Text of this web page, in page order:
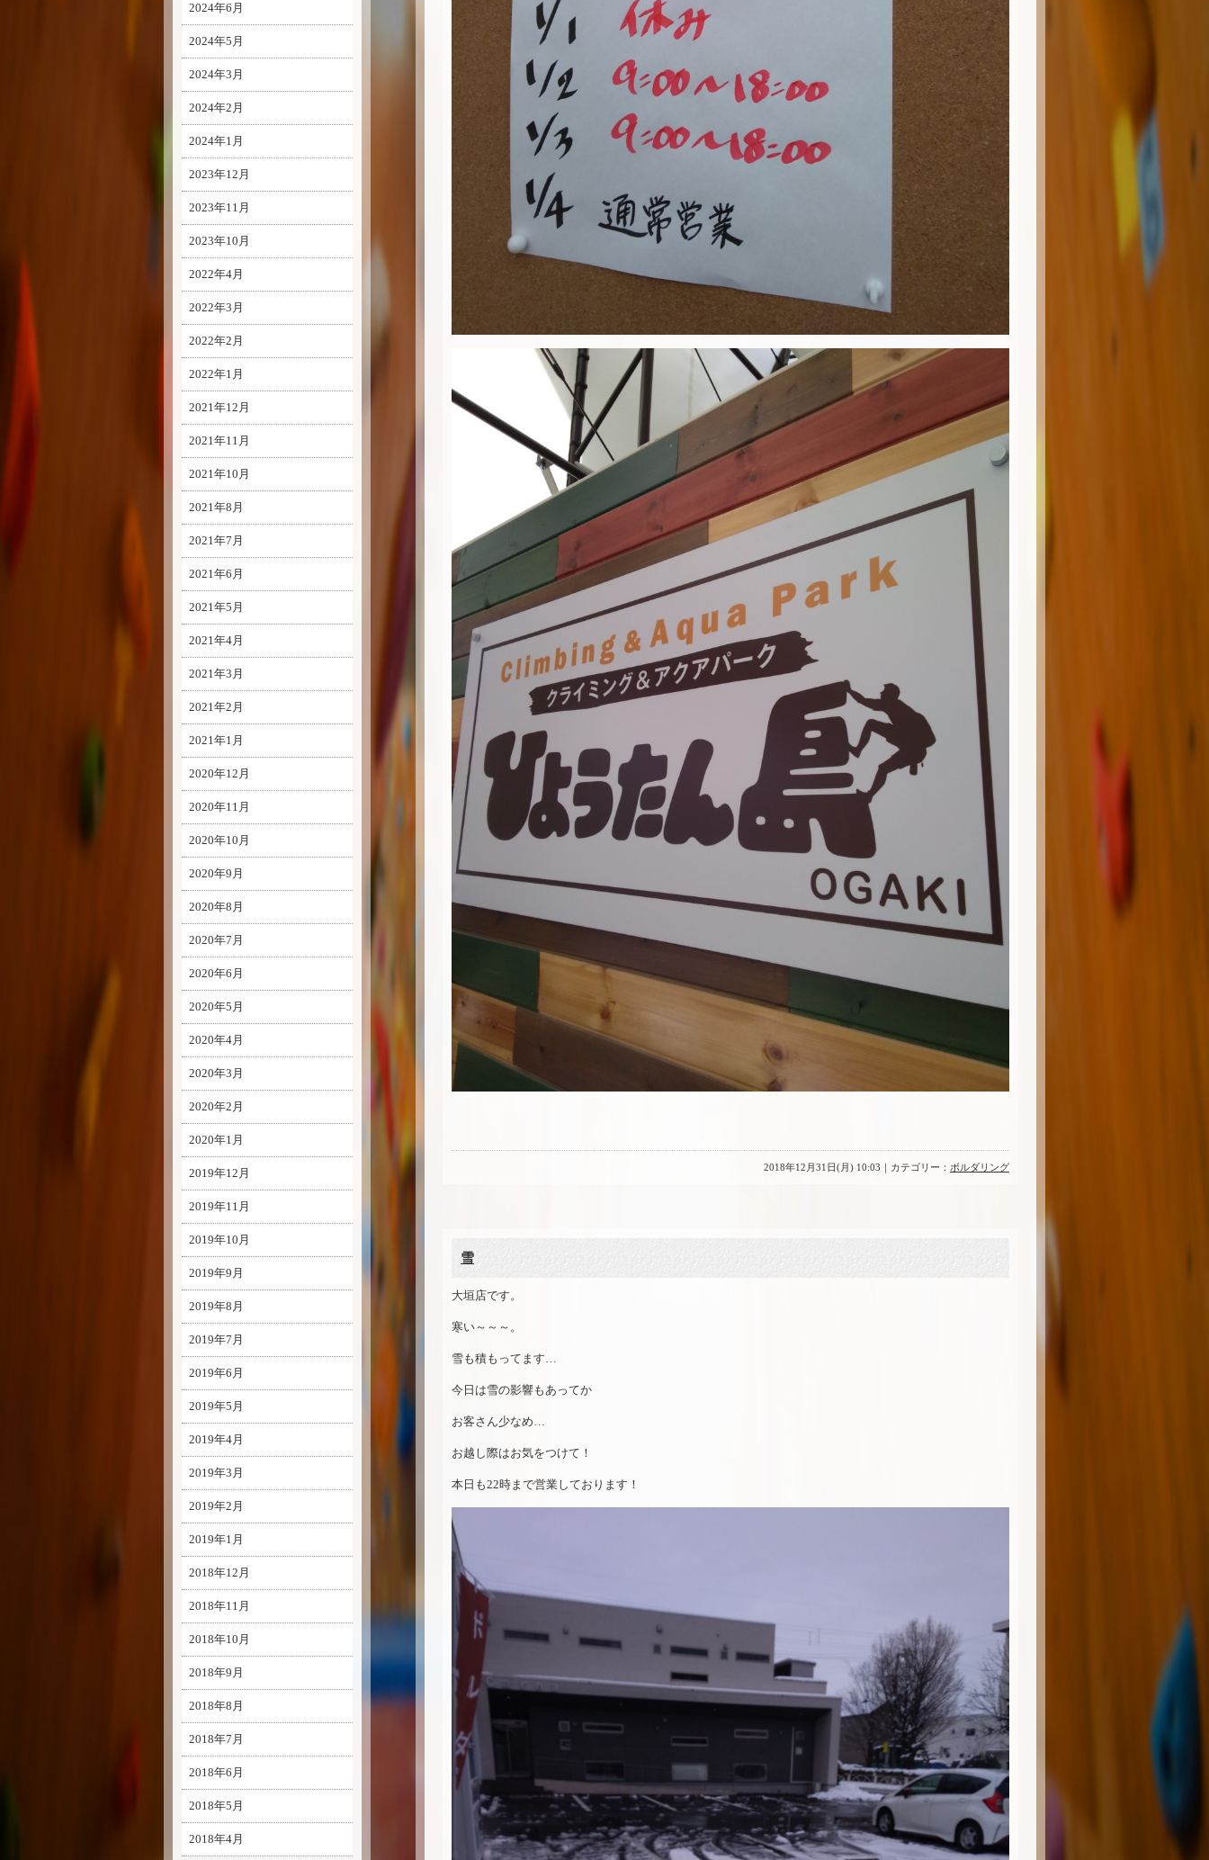
2018年12月31日(月) 10:03｜カテゴリー： ボルダリング
雪
大垣店です。
寒い～～～。
雪も積もってます…
今日は雪の影響もあってか
お客さん少なめ…
お越し際はお気をつけて！
本日も22時まで営業しております！
2024年6月
2024年5月
2024年3月
2024年2月
2024年1月
2023年12月
2023年11月
2023年10月
2022年4月
2022年3月
2022年2月
2022年1月
2021年12月
2021年11月
2021年10月
2021年8月
2021年7月
2021年6月
2021年5月
2021年4月
2021年3月
2021年2月
2021年1月
2020年12月
2020年11月
2020年10月
2020年9月
2020年8月
2020年7月
2020年6月
2020年5月
2020年4月
2020年3月
2020年2月
2020年1月
2019年12月
2019年11月
2019年10月
2019年9月
2019年8月
2019年7月
2019年6月
2019年5月
2019年4月
2019年3月
2019年2月
2019年1月
2018年12月
2018年11月
2018年10月
2018年9月
2018年8月
2018年7月
2018年6月
2018年5月
2018年4月